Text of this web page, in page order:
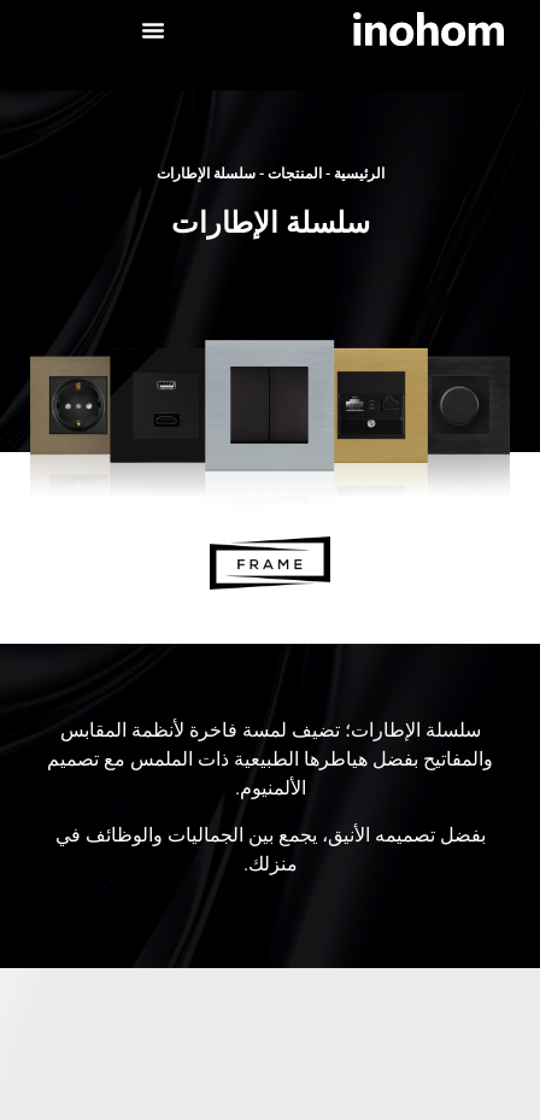
الرئيسية - المنتجات -سلسلة الإطارات
سلسلة الإطارات
سلسلة الإطارات؛ تضيف لمسة فاخرة لأنظمة المقابس
والمفاتيح بفضل هياطرها الطبيعية ذات الملمس مع تصميم
الألمنيوم.
بفضل تصميمه الأنيق، يجمع بين الجماليات والوظائف في
منزلك.